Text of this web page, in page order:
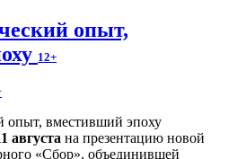
опыт,
12+
августа на презентацию новой
«Сбор», объединившей